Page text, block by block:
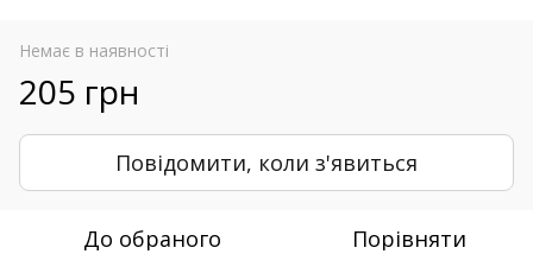
Немає в наявності
205 грн
Повідомити, коли з'явиться
До обраного Порівняти